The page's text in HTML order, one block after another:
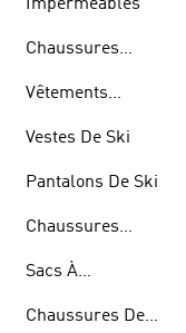
Imperméables
Chaussures
Vêtements
Vestes De Ski
Pantalons De Ski
Chaussures
Sacs À
Chaussures De